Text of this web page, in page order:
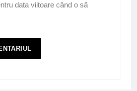
data viitoare când o să